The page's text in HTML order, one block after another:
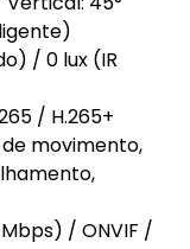
/ 0 lux (IR
/ H.265+
de movimento,
Mbps) / ONVIF /